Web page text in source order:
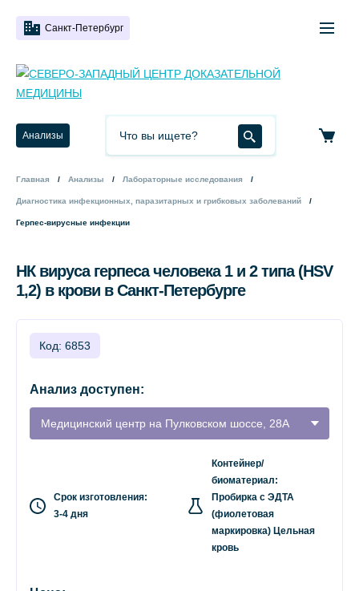
Санкт-Петербург
Анализы
Главная Анализы Лабораторные исследования
Диагностика инфекционных, паразитарных и грибковых заболеваний
Герпес-вирусные инфекции
НК вируса герпеса человека 1 и 2 типа (HSV
1,2) в крови в Санкт-Петербурге
Код: 6853
Анализ доступен:
Медицинский центр на Пулковском шоссе, 28А
Срок изготовления:
3-4 дня
Контейнер/
биоматериал:
Пробирка с ЭДТА
(фиолетовая
маркировка) Цельная
кровь